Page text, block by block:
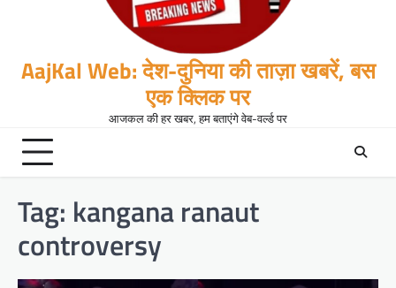
AajKal Web: देश-दुनिया की ताज़ा खबरें, बस
एक क्लिक पर
आजकल की हर खबर, हम बताएंगे वेब-वर्ल्ड पर
Tag: kangana ranaut
controversy